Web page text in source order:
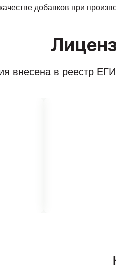
добавков при
внесена в реестр